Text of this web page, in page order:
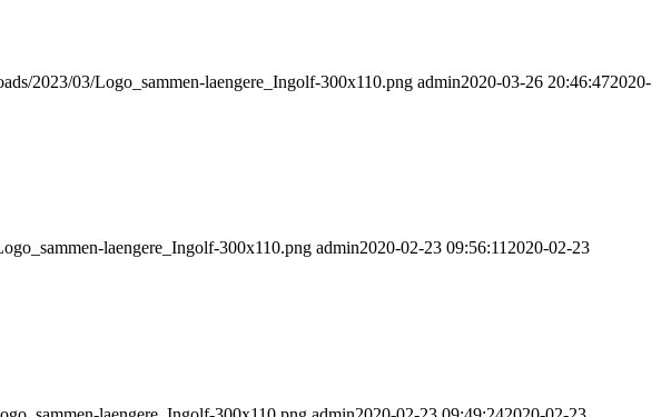
2023/03/Logo_sammen-laengere_Ingolf-300x110.png admin2020-03-26 20:46:472020-
laengere_Ingolf-300x110.png admin2020-02-23 09:56:11 2020-02-23